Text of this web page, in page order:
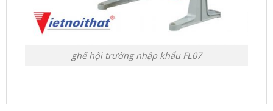
ghế hội trường nhập khẩu FL07